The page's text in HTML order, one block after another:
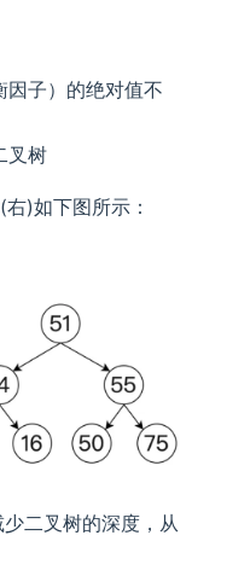
因子）的绝对值不
叉树
)如下图所示：
二叉树的深度，从